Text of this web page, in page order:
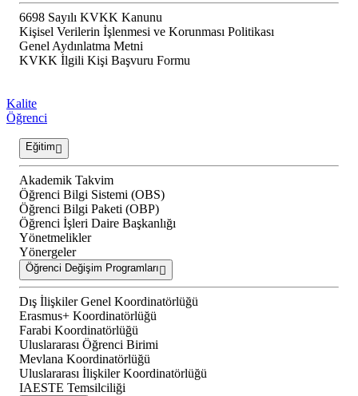
6698 Sayılı KVKK Kanunu
Kişisel Verilerin İşlenmesi ve Korunması Politikası
Genel Aydınlatma Metni
KVKK İlgili Kişi Başvuru Formu
Kalite
Öğrenci
Eğitim
Akademik Takvim
Öğrenci Bilgi Sistemi (OBS)
Öğrenci Bilgi Paketi (OBP)
Öğrenci İşleri Daire Başkanlığı
Yönetmelikler
Yönergeler
Öğrenci Değişim Programları
Dış İlişkiler Genel Koordinatörlüğü
Erasmus+ Koordinatörlüğü
Farabi Koordinatörlüğü
Uluslararası Öğrenci Birimi
Mevlana Koordinatörlüğü
Uluslararası İlişkiler Koordinatörlüğü
IAESTE Temsilciliği